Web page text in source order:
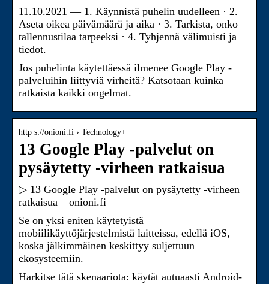
11.10.2021 — 1. Käynnistä puhelin uudelleen · 2.
Aseta oikea päivämäärä ja aika · 3. Tarkista, onko
tallennustilaa tarpeeksi · 4. Tyhjennä välimuisti ja
tiedot.
Jos puhelinta käytettäessä ilmenee Google Play -
palveluihin liittyviä virheitä? Katsotaan kuinka
ratkaista kaikki ongelmat.
http s://onioni.fi › Technology+
13 Google Play -palvelut on
pysäytetty -virheen ratkaisua
▷ 13 Google Play -palvelut on pysäytetty -virheen
ratkaisua – onioni.fi
Se on yksi eniten käytetyistä
mobiilikäyttöjärjestelmistä laitteissa, edellä iOS,
koska jälkimmäinen keskittyy suljettuun
ekosysteemiin.
Harkitse tätä skenaariota: käytät autuaasti Android-